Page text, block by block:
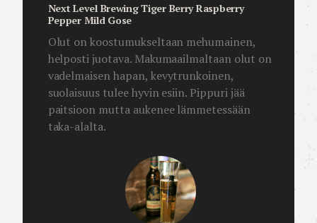
Next Level Brewing Tiger Berry Raspberry
Pepper Mild Gose
Olut on koostumukseltaan mehumainen,
helposti juotava. Makumaailmaltaan olut on
vadelmaisen hapan, kevytrunkoinen,
suolaisuus tulee hyvin esiin. Pippuri jää
paitsioon mutta aukenee lämmetessään
taka-alalta.